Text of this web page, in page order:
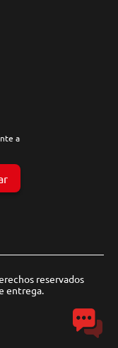
a
reservados
entrega.